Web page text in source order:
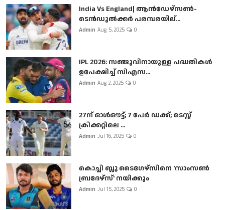
India Vs England| ആൻഡേഴ്സൺ-
ടെൻഡുല്‍ക്കർ പരമ്പരയില്...
Admin Aug 5, 2025 0
IPL 2026: സഞ്ജുവിനായുള്ള പദ്ധതികൾ
ഉപേക്ഷിച്ച് സിഎസ...
Admin Aug 2, 2025 0
27ന് ഓൾഔട്ട്; 7 പേർ ഡക്ക്; ടെസ്റ്റ്
ക്രിക്കറ്റിലെ ...
Admin Jul 16, 2025 0
കൊച്ചി ബ്ലൂ ടൈഗേഴ്സിനെ 'സാംസൺ
ബ്രദേഴ്സ്' നയിക്കും
Admin Jul 15, 2025 0